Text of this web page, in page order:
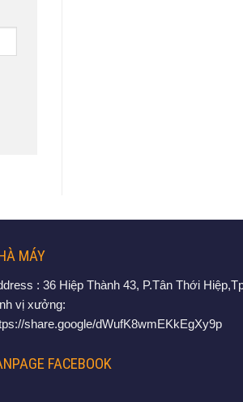
MÁY
: 36 Hiệp Thành 43, P.Tân Thới
vị xưởng:
share.google/dWufK8wmEKkEgXy9p
FACEBOOK